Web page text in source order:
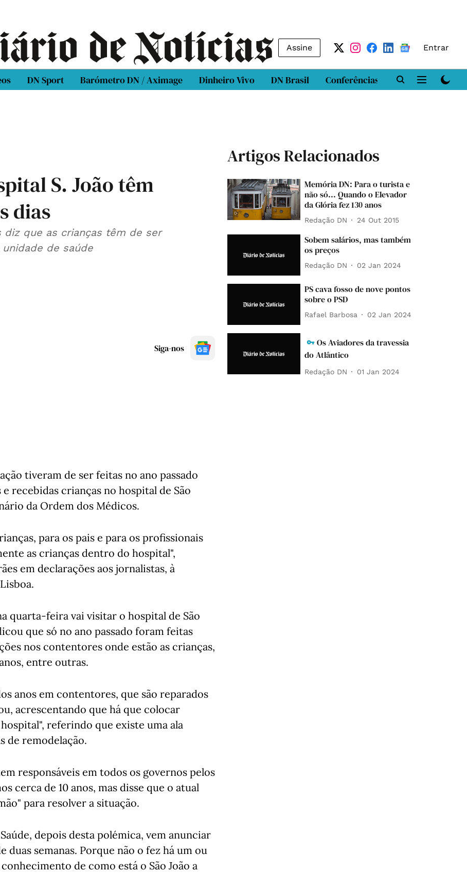
Assine Entrar
DN Sport Barómetro DN / Aximage Dinheiro Vivo DN Brasil Conferências DN LAB
S. João têm
dias
diz que as crianças têm de ser
de saúde
Siga-nos
tiveram de ser feitas no ano passado
recebidas crianças no hospital de São
da Ordem dos Médicos.
para os pais e para os profissionais
as crianças dentro do hospital",
em declarações aos jornalistas, à
quarta-feira vai visitar o hospital de São
que só no ano passado foram feitas
nos contentores onde estão as crianças,
entre outras.
anos em contentores, que são reparados
acrescentando que há que colocar
referindo que existe uma ala
de remodelação.
responsáveis em todos os governos pelos
cerca de 10 anos, mas disse que o atual
para resolver a situação.
depois desta polémica, vem anunciar
semanas. Porque não o fez há um ou
de como está o São João a
Artigos Relacionados
Memória DN: Para o turista e
não só... Quando o Elevador
da Glória fez 130 anos
Redação DN 24 Out 2015
Sobem salários, mas também
os preços
Redação DN 02 Jan 2024
PS cava fosso de nove pontos
sobre o PSD
Rafael Barbosa 02 Jan 2024
Os Aviadores da travessia
do Atlântico
Redação DN 01 Jan 2024